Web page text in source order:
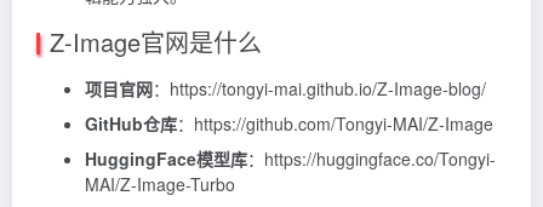
Z-Image官网是什么
项目官网：https://tongyi-mai.github.io/Z-Image-blog/
GitHub仓库：https://github.com/Tongyi-MAI/Z-Image
HuggingFace模型库：https://huggingface.co/Tongyi-
MAI/Z-Image-Turbo